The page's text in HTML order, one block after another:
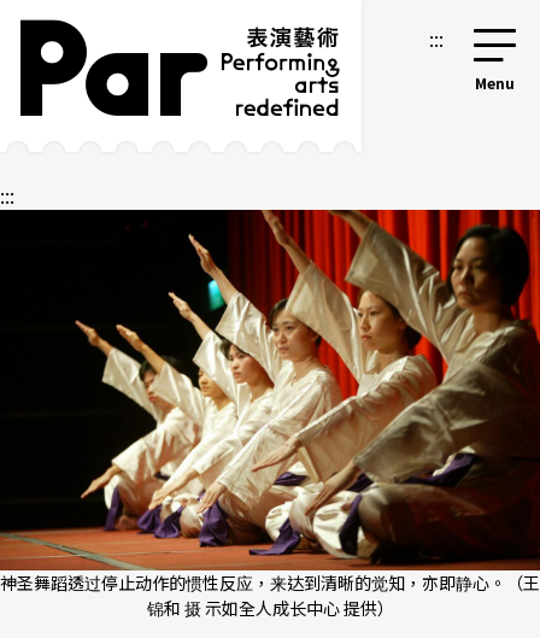
跳到主要内容区块
网站导览 :::
:::
神圣舞蹈透过停止动作的惯性反应，来达到清晰的觉知，亦即静心。（王
锦和 摄 示如全人成长中心 提供）